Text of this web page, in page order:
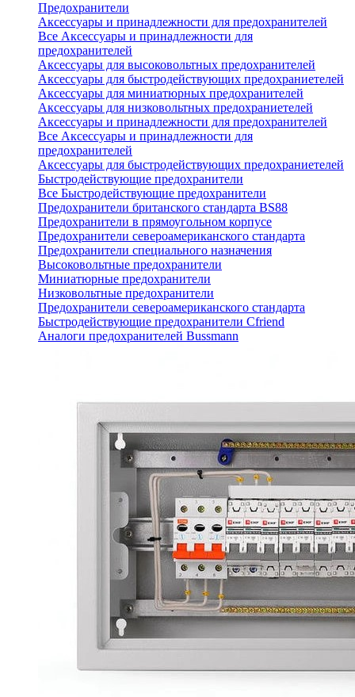
Предохранители
Аксессуары и принадлежности для предохранителей
Все Аксессуары и принадлежности для
предохранителей
Аксессуары для высоковольтных предохранителей
Аксессуары для быстродействующих предохраниетелей
Аксессуары для миниатюрных предохранителей
Аксессуары для низковольтных предохраниетелей
Аксессуары и принадлежности для предохранителей
Все Аксессуары и принадлежности для
предохранителей
Аксессуары для быстродействующих предохраниетелей
Быстродействующие предохранители
Все Быстродействующие предохранители
Предохранители британского стандарта BS88
Предохранители в прямоугольном корпусе
Предохранители североамериканского стандарта
Предохранители специального назначения
Высоковольтные предохранители
Миниатюрные предохранители
Низковольтные предохранители
Предохранители североамериканского стандарта
Быстродействующие предохранители Cfriend
Аналоги предохранителей Bussmann